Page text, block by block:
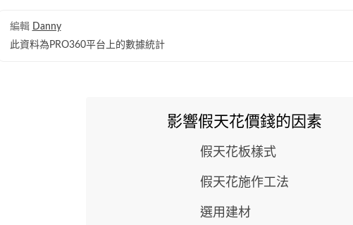
編輯 Danny
此資料為PRO360平台上的數據統計
影響假天花價錢的因素
假天花板樣式
假天花施作工法
選用建材